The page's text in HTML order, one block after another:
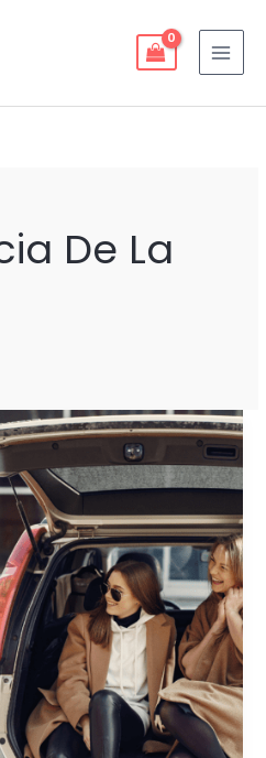
De La